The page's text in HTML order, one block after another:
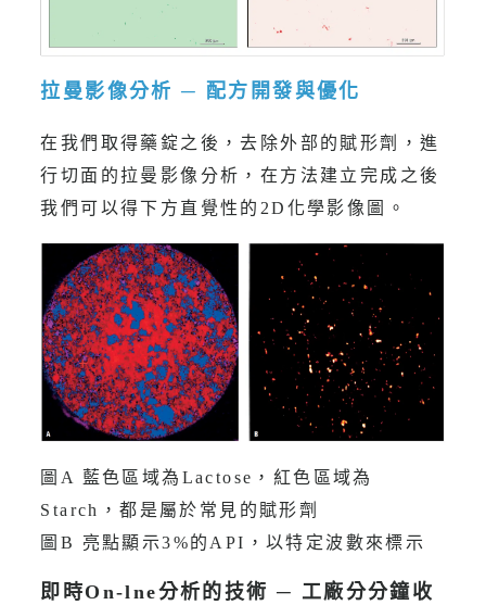
拉曼影像分析 ─ 配方開發與優化
在我們取得藥錠之後，去除外部的賦形劑，進
行切面的拉曼影像分析，在方法建立完成之後
我們可以得下方直覺性的2D化學影像圖。
圖A 藍色區域為Lactose，紅色區域為
Starch，都是屬於常見的賦形劑
圖B 亮點顯示3%的API，以特定波數來標示
即時On-lne分析的技術 ─ 工廠分分鐘收